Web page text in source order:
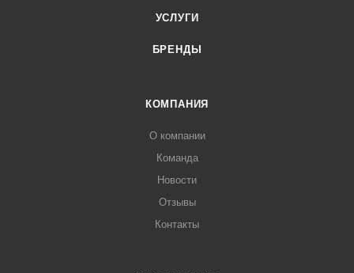
УСЛУГИ
БРЕНДЫ
КОМПАНИЯ
О компании
Команда
Новости
Отзывы
Контакты